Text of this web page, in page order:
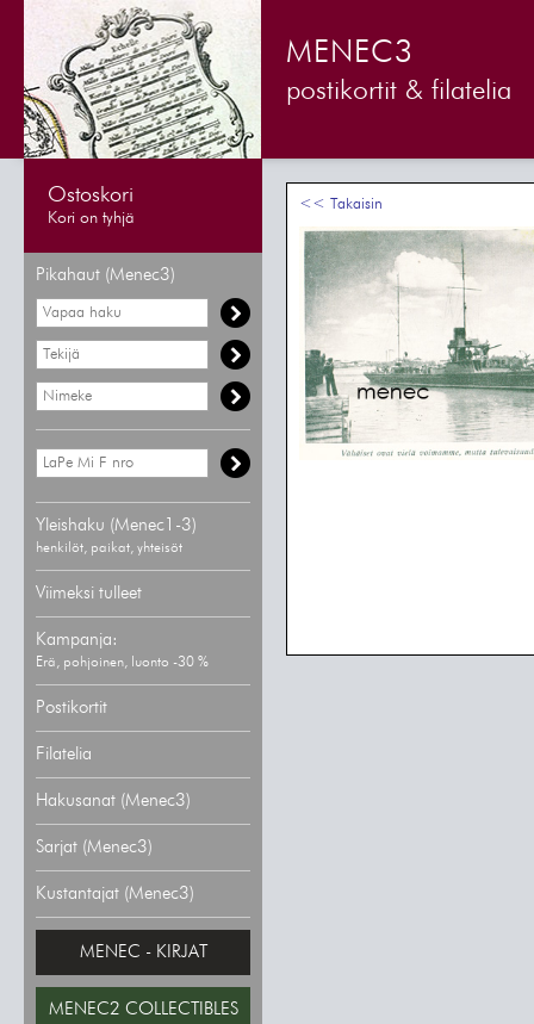
MENEC3
postikortit & filatelia
Ostoskori
Kori on tyhjä
Pikahaut (Menec3)
Yleishaku (Menec1-3)
henkilöt, paikat, yhteisöt
Viimeksi tulleet
Kampanja:
Erä, pohjoinen, luonto -30 %
Postikortit
Filatelia
Hakusanat (Menec3)
Sarjat (Menec3)
Kustantajat (Menec3)
MENEC - KIRJAT
MENEC2 COLLECTIBLES
<< Takaisin